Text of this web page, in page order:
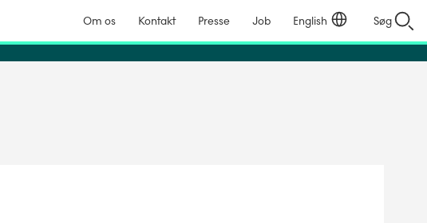
Om os Kontakt Presse Job English Søg